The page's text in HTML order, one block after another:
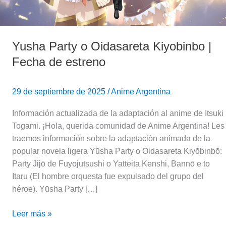
Yusha Party o Oidasareta Kiyobinbo |
Fecha de estreno
29 de septiembre de 2025 /Anime Argentina
Información actualizada de la adaptación al anime de Itsuki
Togami. ¡Hola, querida comunidad de Anime Argentina! Les
traemos información sobre la adaptación animada de la
popular novela ligera Yūsha Party o Oidasareta Kiyōbinbō:
Party Jijō de Fuyojutsushi o Yatteita Kenshi, Bannō e to
Itaru (El hombre orquesta fue expulsado del grupo del
héroe). Yūsha Party […]
Leer más »